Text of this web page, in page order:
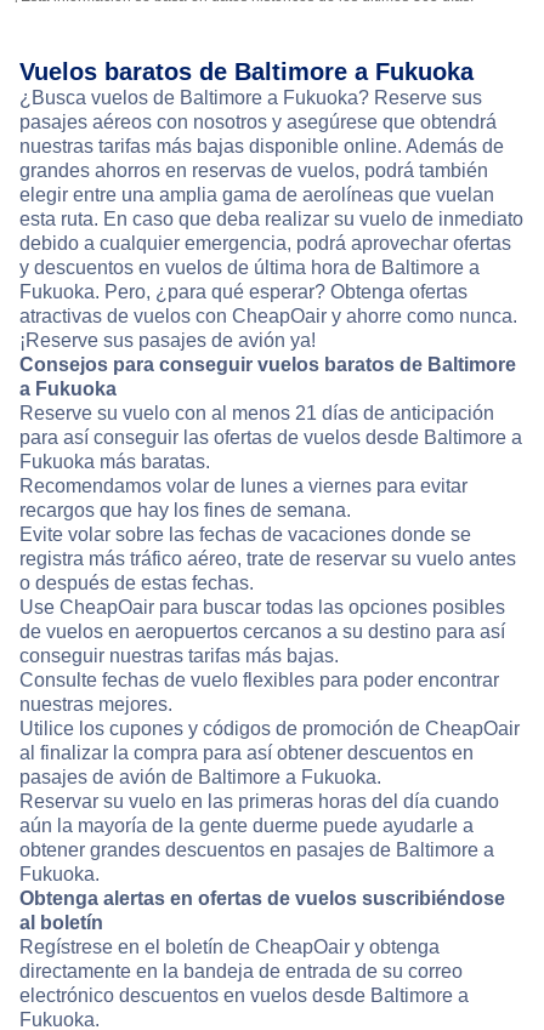
Vuelos baratos de Baltimore a Fukuoka
¿Busca vuelos de Baltimore a Fukuoka? Reserve sus
pasajes aéreos con nosotros y asegúrese que obtendrá
nuestras tarifas más bajas disponible online. Además de
grandes ahorros en reservas de vuelos, podrá también
elegir entre una amplia gama de aerolíneas que vuelan
esta ruta. En caso que deba realizar su vuelo de inmediato
debido a cualquier emergencia, podrá aprovechar ofertas
y descuentos en vuelos de última hora de Baltimore a
Fukuoka. Pero, ¿para qué esperar? Obtenga ofertas
atractivas de vuelos con CheapOair y ahorre como nunca.
¡Reserve sus pasajes de avión ya!
Consejos para conseguir vuelos baratos de Baltimore
a Fukuoka
Reserve su vuelo con al menos 21 días de anticipación
para así conseguir las ofertas de vuelos desde Baltimore a
Fukuoka más baratas.
Recomendamos volar de lunes a viernes para evitar
recargos que hay los fines de semana.
Evite volar sobre las fechas de vacaciones donde se
registra más tráfico aéreo, trate de reservar su vuelo antes
o después de estas fechas.
Use CheapOair para buscar todas las opciones posibles
de vuelos en aeropuertos cercanos a su destino para así
conseguir nuestras tarifas más bajas.
Consulte fechas de vuelo flexibles para poder encontrar
nuestras mejores.
Utilice los cupones y códigos de promoción de CheapOair
al finalizar la compra para así obtener descuentos en
pasajes de avión de Baltimore a Fukuoka.
Reservar su vuelo en las primeras horas del día cuando
aún la mayoría de la gente duerme puede ayudarle a
obtener grandes descuentos en pasajes de Baltimore a
Fukuoka.
Obtenga alertas en ofertas de vuelos suscribiéndose
al boletín
Regístrese en el boletín de CheapOair y obtenga
directamente en la bandeja de entrada de su correo
electrónico descuentos en vuelos desde Baltimore a
Fukuoka.